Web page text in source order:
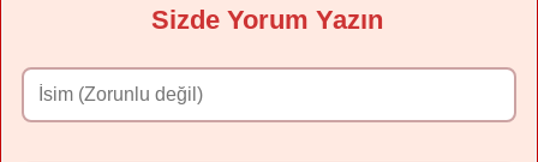
Sizde Yorum Yazın